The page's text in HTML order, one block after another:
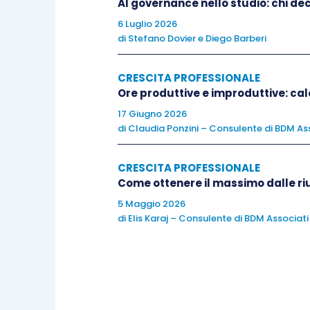
when it comes to communicating with
saying them at the same time)
difficulties, what are the difficult
5] Focus on listening more
Yourlistening ability
effective communication.
AI governance nello studio: chi
6 Luglio 2026
di Stefano Doviere Diego Barberi
CRESCITA PROFESSIONALE
Ore produttive e improduttive:
17 Giugno 2026
di Claudia Ponzini – Consulente di BDM
CRESCITA PROFESSIONALE
Come ottenere il massimo dalle
5 Maggio 2026
di Elis Karaj – Consulente di BDM Associati